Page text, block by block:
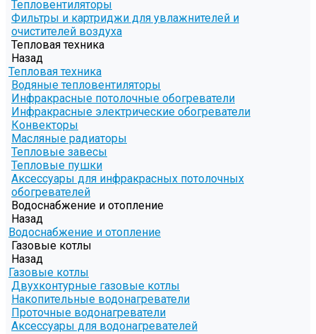
Тепловентиляторы
Фильтры и картриджи для увлажнителей и
очистителей воздуха
Тепловая техника
Назад
Тепловая техника
Водяные тепловентиляторы
Инфракрасные потолочные обогреватели
Инфракрасные электрические обогреватели
Конвекторы
Масляные радиаторы
Тепловые завесы
Тепловые пушки
Аксессуары для инфракрасных потолочных
обогревателей
Водоснабжение и отопление
Назад
Водоснабжение и отопление
Газовые котлы
Назад
Газовые котлы
Двухконтурные газовые котлы
Накопительные водонагреватели
Проточные водонагреватели
Аксессуары для водонагревателей